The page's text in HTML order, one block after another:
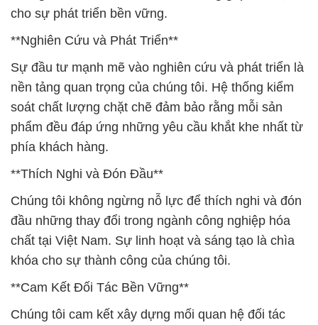
đầu những thay đổi trong ngành công nghiệp hóa
chất tại Việt Nam. Sự linh hoạt và sáng tạo là chìa
khóa cho sự thành công của chúng tôi.
**Cam Kết Đối Tác Bền Vững**
Chúng tôi cam kết xây dựng mối quan hệ đối tác
trọng. Hãy đồng hành cùng Đắc Trường Phát để trải
nghiệm sự khác biệt và sự đổi mới trong lĩnh vực
hóa chất.
**Nông Nghiệp và Chăm Sóc Cây Trồng**
trong lĩnh vực nông nghiệp và chăm sóc cây trồng.
Sản phẩm chất lượng cao của chúng tôi được thiết